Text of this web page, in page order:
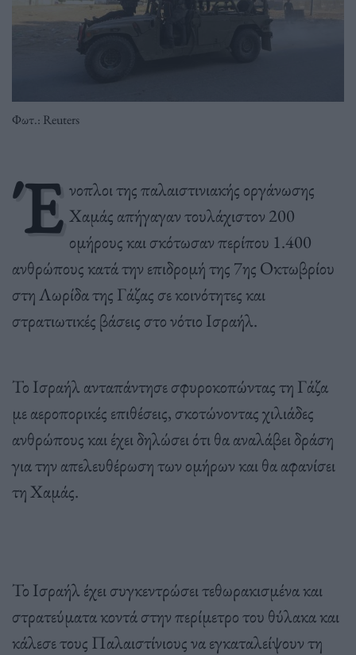
Φωτ.: Reuters
Έ νοπλοι της παλαιστινιακής οργάνωσης
Χαμάς απήγαγαν τουλάχιστον 200
ομήρους και σκότωσαν περίπου 1.400
ανθρώπους κατά την επιδρομή της 7ης Οκτωβρίου
στη Λωρίδα της Γάζας σε κοινότητες και
στρατιωτικές βάσεις στο νότιο Ισραήλ.
Το Ισραήλ ανταπάντησε σφυροκοπώντας τη Γάζα
με αεροπορικές επιθέσεις, σκοτώνοντας χιλιάδες
ανθρώπους και έχει δηλώσει ότι θα αναλάβει δράση
για την απελευθέρωση των ομήρων και θα αφανίσει
τη Χαμάς.
Το Ισραήλ έχει συγκεντρώσει τεθωρακισμένα και
στρατεύματα κοντά στην περίμετρο του θύλακα και
κάλεσε τους Παλαιστίνιους να εγκαταλείψουν τη